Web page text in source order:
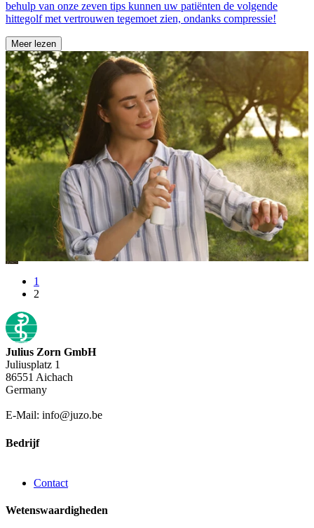
behulp van onze zeven tips kunnen uw patiënten de volgende
hittegolf met vertrouwen tegemoet zien, ondanks compressie!
Meer lezen
1
2
Julius Zorn GmbH
Juliusplatz 1
86551 Aichach
Germany
E-Mail: info@juzo.be
Bedrijf
Contact
Wetenswaardigheden